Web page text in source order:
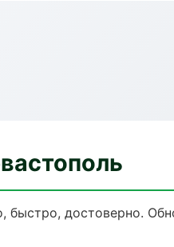
быстро, достоверно.